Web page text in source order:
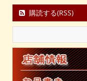
購読する(RSS)